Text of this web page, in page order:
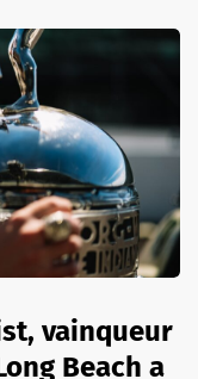
vainqueur
Beach a